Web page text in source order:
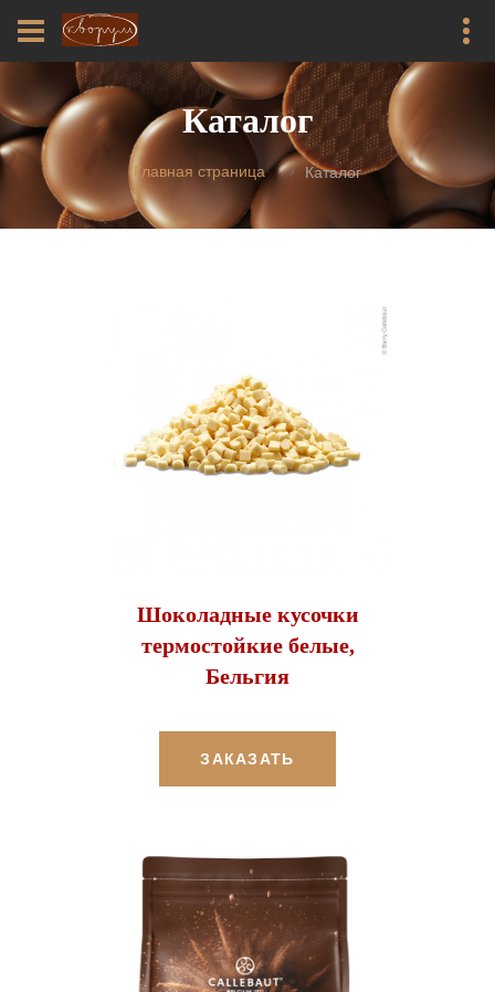
Каталог
Главная страница Каталог
Шоколадные кусочки
термостойкие белые,
Бельгия
ЗАКАЗАТЬ